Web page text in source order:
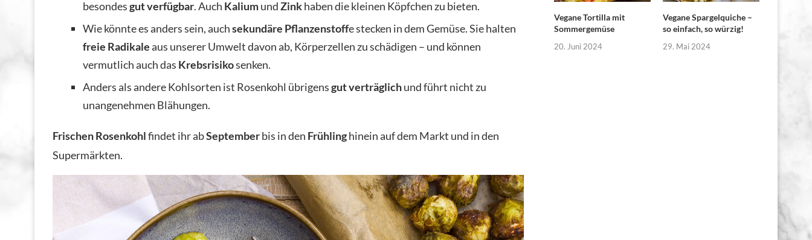
besondesgut verfügbar. Auch KaliumundZinkhaben die kleinen Köpfchen zu bieten.
Wie könnte es anders sein, auchsekundäre Pflanzenstoffe stecken in dem Gemüse. Sie halten
freie Radikaleaus unserer Umwelt davon ab, Körperzellen zu schädigen – und können
vermutlich auch das Krebsrisikosenken.
Anders als andere Kohlsorten ist Rosenkohl übrigensgut verträglichund führt nicht zu
unangenehmen Blähungen.
Frischen Rosenkohlfindet ihr abSeptemberbis in den Frühlinghinein auf dem Markt und in den
Supermärkten.
Vegane Tortilla mit
Sommergemüse
20. Juni 2024
Vegane Spargelquiche –
so einfach, so würzig!
29. Mai 2024